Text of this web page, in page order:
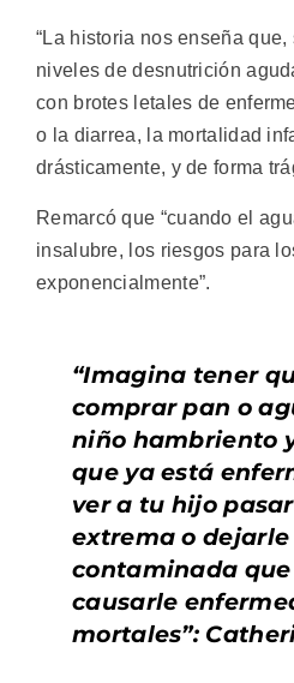
“La historia nos enseña
niveles de desnutrición
con brotes letales de
o la diarrea, la mortalidad
drásticamente, y de forma
Remarcó que “cuando el
insalubre, los riesgos para
exponencialmente”.
“Imagina tener
comprar pan o
niño hambriento
que ya está
ver a tu hijo
extrema o
contaminada
causarle
mortales”: